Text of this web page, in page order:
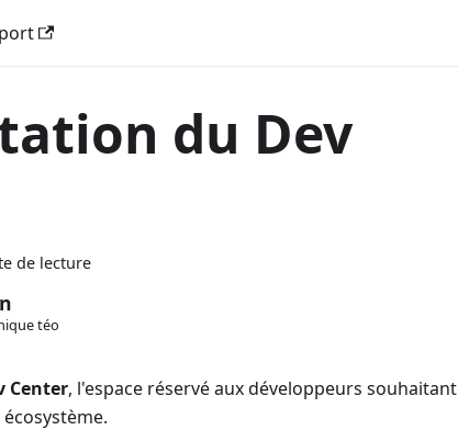
du Dev
de lecture
téo
Center, l'espace réservé aux développeurs souhaitant